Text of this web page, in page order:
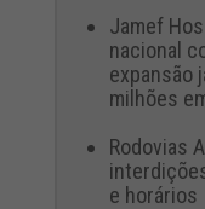
Jamef
nacional
expansão
milhões
Rodovias
e horários